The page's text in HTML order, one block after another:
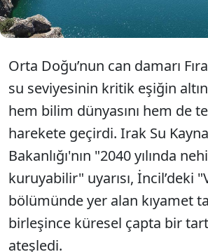
Orta Doğu’nun can damarı
su seviyesinin kritik eşiğin
hem bilim dünyasını hem de
harekete geçirdi. Irak Su
Bakanlığı'nın "2040 yılında
kuruyabilir" uyarısı, İncil’deki
bölümünde yer alan kıyamet
birleşince küresel çapta bir
ateşledi.